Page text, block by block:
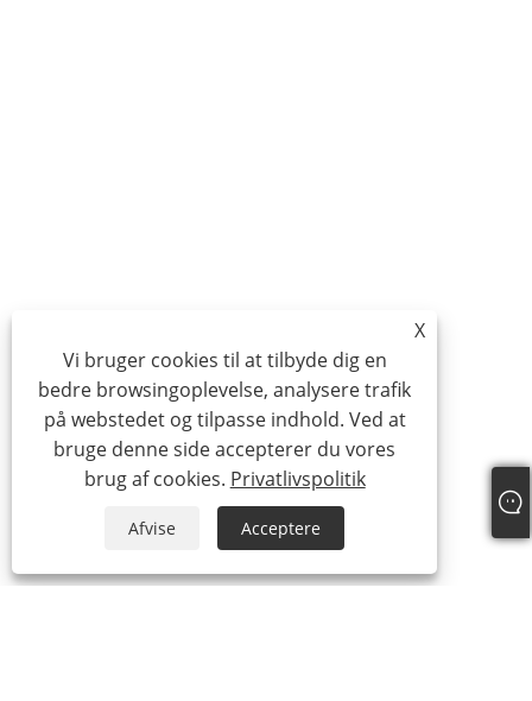
X
Vi bruger cookies til at tilbyde dig en
bedre browsingoplevelse, analysere trafik
på webstedet og tilpasse indhold. Ved at
bruge denne side accepterer du vores
brug af cookies. Privatlivspolitik
Afvise Acceptere